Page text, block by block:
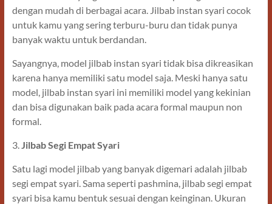
dengan mudah di berbagai acara. Jilbab instan syari cocok
untuk kamu yang sering terburu-buru dan tidak punya
banyak waktu untuk berdandan.
Sayangnya, model jilbab instan syari tidak bisa dikreasikan
karena hanya memiliki satu model saja. Meski hanya satu
model, jilbab instan syari ini memiliki model yang kekinian
dan bisa digunakan baik pada acara formal maupun non
formal.
3. Jilbab Segi Empat Syari
Satu lagi model jilbab yang banyak digemari adalah jilbab
segi empat syari. Sama seperti pashmina, jilbab segi empat
syari bisa kamu bentuk sesuai dengan keinginan. Ukuran